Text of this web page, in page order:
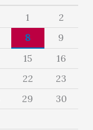
1
2
8
9
15
16
22
23
29
30